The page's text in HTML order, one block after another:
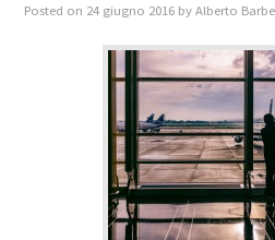
Posted on 24 giugno 2016 byAlberto